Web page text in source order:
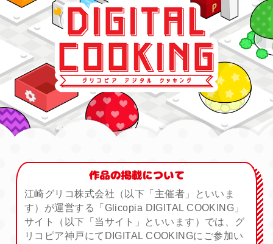
江崎グリコ株式会社（以下「主催者」といいま
す）が運営する「Glicopia DIGITAL COOKING」
サイト（以下「当サイト」といいます）では、グ
リコピア神戸にてDIGITAL COOKINGにご参加い